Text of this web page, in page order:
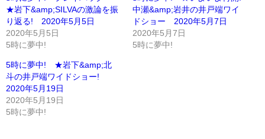
★岩下&amp;SILVAの激論を振
り返る! 2020年5月5日
2020年5月5日
5時に夢中!
中瀬&amp;岩井の井戸端ワイ
ドショー 2020年5月7日
2020年5月7日
5時に夢中!
5時に夢中! ★岩下&amp;北
斗の井戸端ワイドショー!
2020年5月19日
2020年5月19日
5時に夢中!